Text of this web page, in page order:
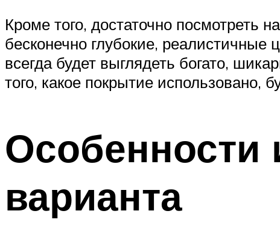
Кроме того, достаточно посмотреть
бесконечно глубокие, реалистичные
всегда будет выглядеть богато,
того, какое покрытие использовано,
Особенности
варианта